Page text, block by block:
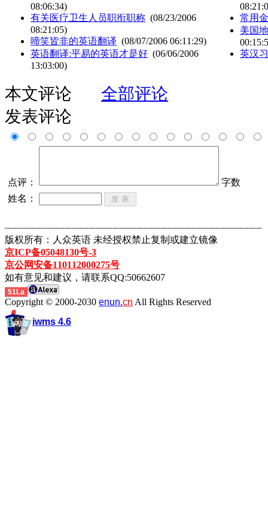
08:06:34)
有关医疗卫生人员职衔职称 (08/23/2006
08:21:05)
啼笑皆非的英语翻译 (08/07/2006 06:11:29)
英语翻译:平易的英语才是好 (06/06/2006
13:03:00)
常用
美国
英汉
本文评论
全部评论
发表评论
点评：
字数
姓名：
┈┈┈┈┈┈┈┈┈┈┈┈┈┈┈┈┈┈┈┈┈┈┈┈┈┈┈┈┈┈┈┈┈┈┈┈┈┈┈┈┈┈┈
版权所有：人众英语 未经授权禁止复制或建立镜像
京ICP备05048130号-3
京公网安备110112000275号
如有意见和建议，请联系QQ:50662607
51La
Copyright © 2000-2030 enun.cn All Rights Reserved
iwms 4.6